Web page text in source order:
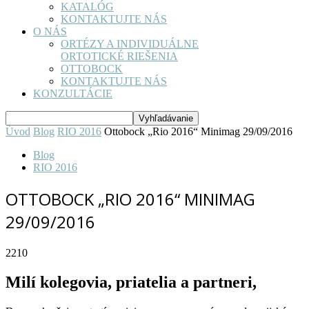
KATALÓG
KONTAKTUJTE NÁS
O NÁS
ORTÉZY A INDIVIDUÁLNE
ORTOTICKÉ RIEŠENIA
OTTOBOCK
KONTAKTUJTE NÁS
KONZULTÁCIE
Úvod Blog RIO 2016 Ottobock „Rio 2016“ Minimag 29/09/2016
Blog
RIO 2016
OTTOBOCK „RIO 2016“ MINIMAG
29/09/2016
2210
Milí kolegovia, priatelia a partneri,